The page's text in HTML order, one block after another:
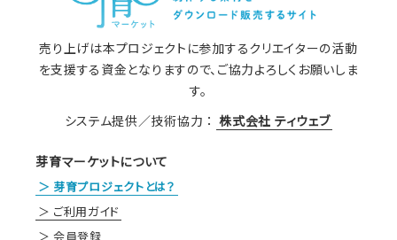
売り上げは本プロジェクトに参加するクリエイターの活動
を支援する資金となりますので、ご協力よろしくお願いしま
す。
システム提供／技術協力 ： 株式会社 ティウェブ
芽育マーケットについて
芽育プロジェクトとは？
ご利用ガイド
会員登録